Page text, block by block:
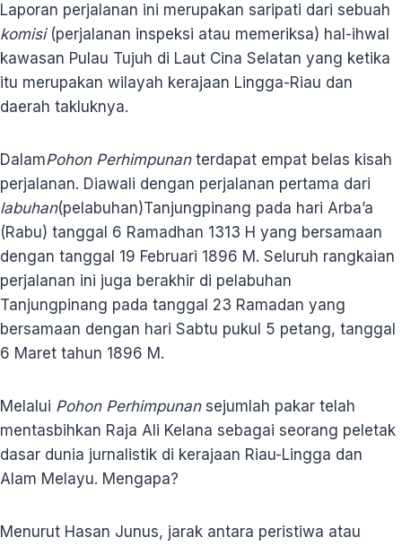
Laporan perjalanan ini merupakan saripati dari sebuah
komisi(perjalanan inspeksi atau memeriksa) hal-ihwal
kawasan Pulau Tujuh di Laut Cina Selatan yang ketika
itu merupakan wilayah kerajaan Lingga-Riau dan
daerah takluknya.
DalamPohon Perhimpunanterdapat empat belas kisah
perjalanan. Diawali dengan perjalanan pertama dari
labuhan(pelabuhan)Tanjungpinang pada hari Arba’a
(Rabu) tanggal 6 Ramadhan 1313 H yang bersamaan
dengan tanggal 19 Februari 1896 M. Seluruh rangkaian
perjalanan ini juga berakhir di pelabuhan
Tanjungpinang pada tanggal 23 Ramadan yang
bersamaan dengan hari Sabtu pukul 5 petang, tanggal
6 Maret tahun 1896 M.
Melalui Pohon Perhimpunansejumlah pakar telah
mentasbihkan Raja Ali Kelana sebagai seorang peletak
dasar dunia jurnalistik di kerajaan Riau-Lingga dan
Alam Melayu. Mengapa?
Menurut Hasan Junus, jarak antara peristiwa atau